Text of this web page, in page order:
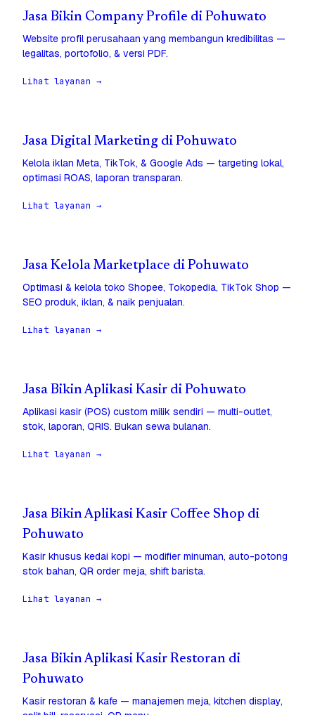
Jasa Bikin Company Profile di Pohuwato
Website profil perusahaan yang membangun kredibilitas —
legalitas, portofolio, & versi PDF.
Lihat layanan →
Jasa Digital Marketing di Pohuwato
Kelola iklan Meta, TikTok, & Google Ads — targeting lokal,
optimasi ROAS, laporan transparan.
Lihat layanan →
Jasa Kelola Marketplace di Pohuwato
Optimasi & kelola toko Shopee, Tokopedia, TikTok Shop —
SEO produk, iklan, & naik penjualan.
Lihat layanan →
Jasa Bikin Aplikasi Kasir di Pohuwato
Aplikasi kasir (POS) custom milik sendiri — multi-outlet,
stok, laporan, QRIS. Bukan sewa bulanan.
Lihat layanan →
Jasa Bikin Aplikasi Kasir Coffee Shop di
Pohuwato
Kasir khusus kedai kopi — modifier minuman, auto-potong
stok bahan, QR order meja, shift barista.
Lihat layanan →
Jasa Bikin Aplikasi Kasir Restoran di
Pohuwato
Kasir restoran & kafe — manajemen meja, kitchen display,